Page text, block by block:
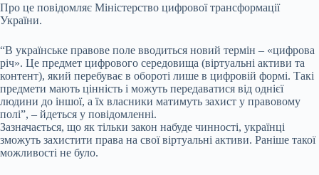
Про це повідомляє Міністерство цифрової трансформації
України.
“В українське правове поле вводиться новий термін – «цифрова
річ». Це предмет цифрового середовища (віртуальні активи та
контент), який перебуває в обороті лише в цифровій формі. Такі
предмети мають цінність і можуть передаватися від однієї
людини до іншої, а їх власники матимуть захист у правовому
полі”, – йдеться у повідомленні.
Зазначається, що як тільки закон набуде чинності, українці
зможуть захистити права на свої віртуальні активи. Раніше такої
можливості не було.